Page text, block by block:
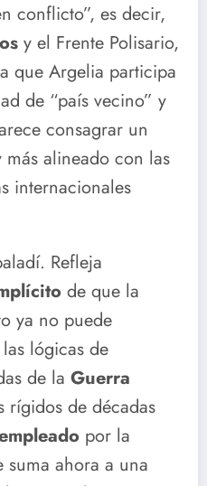
conflicto”, es decir,
y el Frente Polisario,
que Argelia participa
de “país vecino” y
consagrar un
alineado con las
internacionales
Refleja
de que la
ya no puede
lógicas de
de la Guerra
rígidos de décadas
por la
ahora a una